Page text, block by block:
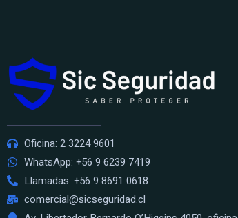
Oficina: 2 3224 9601
WhatsApp: +56 9 6239 7419
Llamadas: +56 9 8691 0618
comercial@sicseguridad.cl